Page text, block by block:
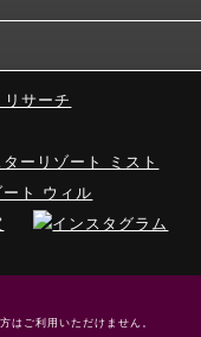
はご利用いただけません。